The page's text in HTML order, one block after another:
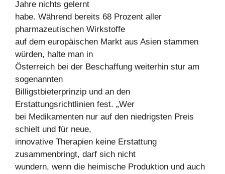
Jahre nichts gelernt
habe. Während bereits 68 Prozent aller
pharmazeutischen Wirkstoffe
auf dem europäischen Markt aus Asien stammen
würden, halte man in
Österreich bei der Beschaffung weiterhin stur am
sogenannten
Billigstbieterprinzip und an den
Erstattungsrichtlinien fest. „Wer
bei Medikamenten nur auf den niedrigsten Preis
schielt und für neue,
innovative Therapien keine Erstattung
zusammenbringt, darf sich nicht
wundern, wenn die heimische Produktion und auch